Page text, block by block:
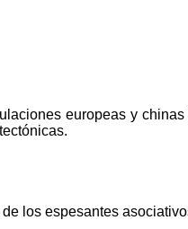
europeas y
los espesantes